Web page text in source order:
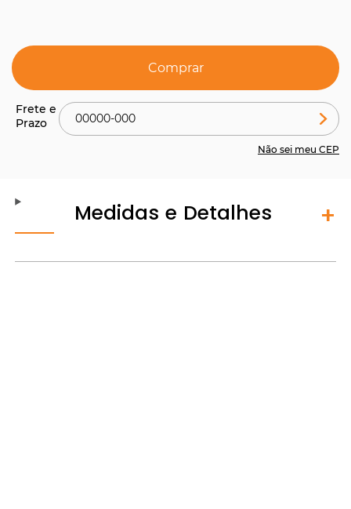
Comprar
Não sei meu CEP
Medidas e Detalhes